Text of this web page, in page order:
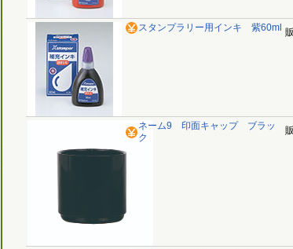
スタンプラリー用インキ 紫60ml
ネーム9 印面キャップ ブラッ
ク